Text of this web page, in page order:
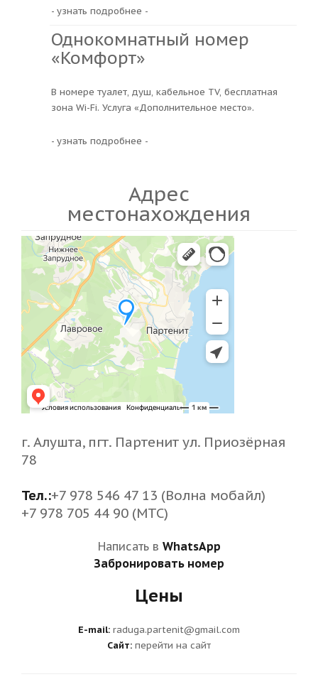
- узнать подробнее -
Однокомнатный номер
«Комфорт»
В номере туалет, душ, кабельное TV, бесплатная
зона Wi-Fi. Услуга «Дополнительное место».
- узнать подробнее -
Адрес
местонахождения
г. Алушта, пгт. Партенит ул. Приозёрная
78
Тел.:+7 978 546 47 13 (Волна мобайл)
+7 978 705 44 90 (МТС)
Написать в WhatsApp
Забронировать номер
Цены
E-mail: raduga.partenit@gmail.com
Сайт: перейти на сайт